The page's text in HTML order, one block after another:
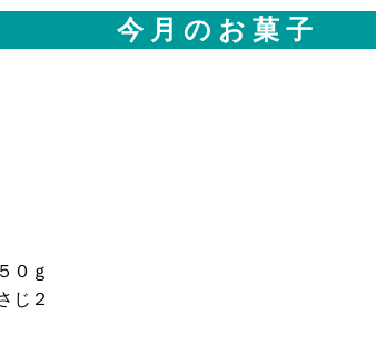
今 月 の お 菓 子
０ｇ
じ２